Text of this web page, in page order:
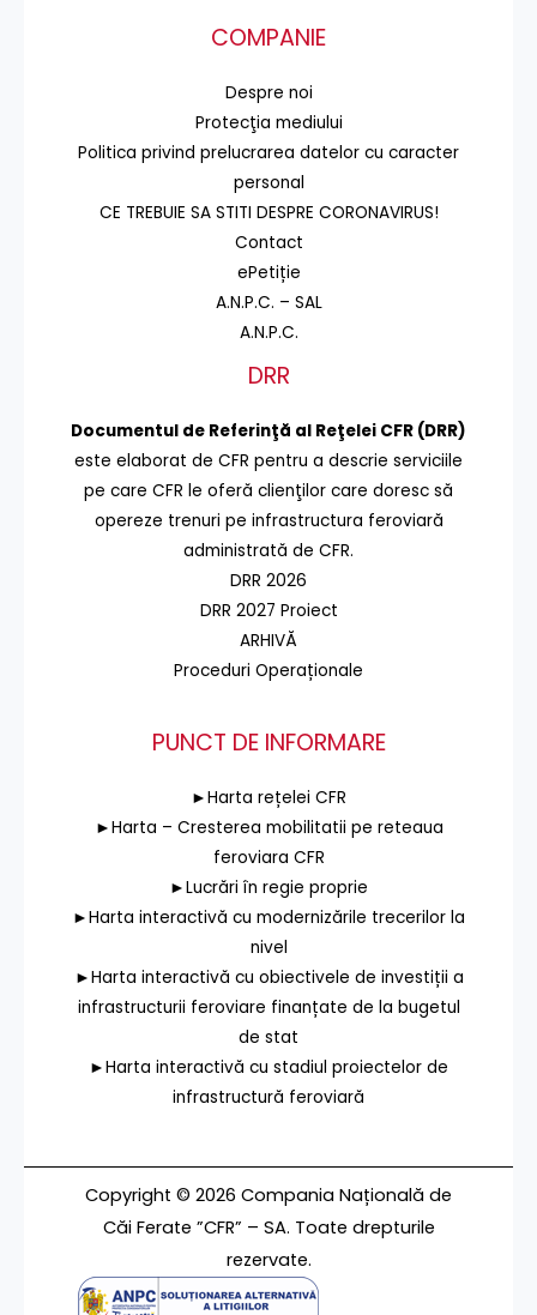
COMPANIE
Despre noi
Protecţia mediului
Politica privind prelucrarea datelor cu caracter
personal
CE TREBUIE SA STITI DESPRE CORONAVIRUS!
Contact
ePetiție
A.N.P.C. – SAL
A.N.P.C.
DRR
Documentul de Referinţă al Reţelei CFR (DRR)
este elaborat de CFR pentru a descrie serviciile
pe care CFR le oferă clienţilor care doresc să
opereze trenuri pe infrastructura feroviară
administrată de CFR.
DRR 2026
DRR 2027 Proiect
ARHIVĂ
Proceduri Operaționale
PUNCT DE INFORMARE
►Harta rețelei CFR
►Harta – Cresterea mobilitatii pe reteaua
feroviara CFR
►Lucrări în regie proprie
►Harta interactivă cu modernizările trecerilor la
nivel
►Harta interactivă cu obiectivele de investiții a
infrastructurii feroviare finanțate de la bugetul
de stat
►Harta interactivă cu stadiul proiectelor de
infrastructură feroviară
Copyright © 2026 Compania Națională de
Căi Ferate ”CFR” – SA. Toate drepturile
rezervate.